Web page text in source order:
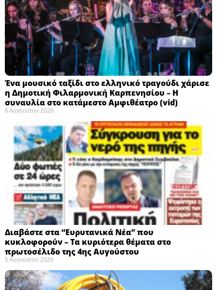
Ένα μουσικό ταξίδι στο ελληνικό τραγούδι χάρισε
η Δημοτική Φιλαρμονική Καρπενησίου – Η
συναυλία στο κατάμεστο Αμφιθέατρο (vid)
6 Αυγούστου 2026
Διαβάστε στα “Ευρυτανικά Νέα” που
κυκλοφορούν – Τα κυριότερα θέματα στο
πρωτοσέλιδο της 4ης Αυγούστου
5 Αυγούστου 2026